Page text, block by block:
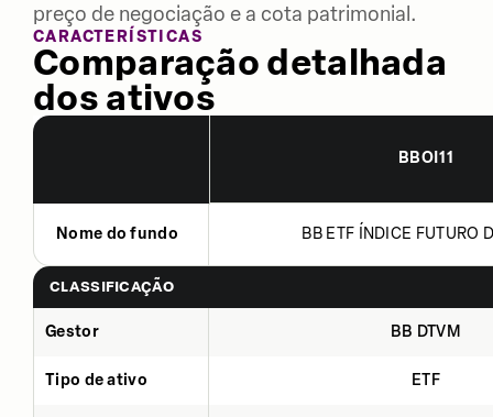
preço de negociação e a cota patrimonial.
CARACTERÍSTICAS
Comparação detalhada
dos ativos
BBOI11
Nome do fundo BB ETF ÍNDICE FUTURO
CLASSIFICAÇÃO
Gestor BB DTVM
Tipo de ativo ETF